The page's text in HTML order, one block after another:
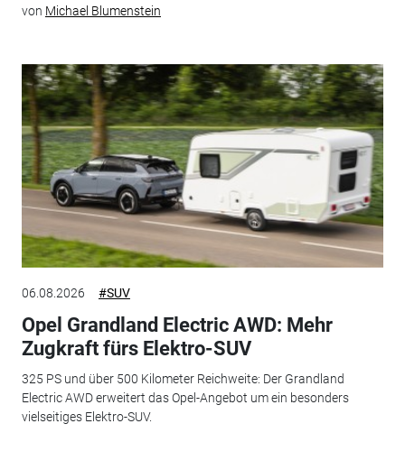
von Michael Blumenstein
06.08.2026 #SUV
Opel Grandland Electric AWD: Mehr
Zugkraft fürs Elektro-SUV
325 PS und über 500 Kilometer Reichweite: Der Grandland
Electric AWD erweitert das Opel-Angebot um ein besonders
vielseitiges Elektro-SUV.